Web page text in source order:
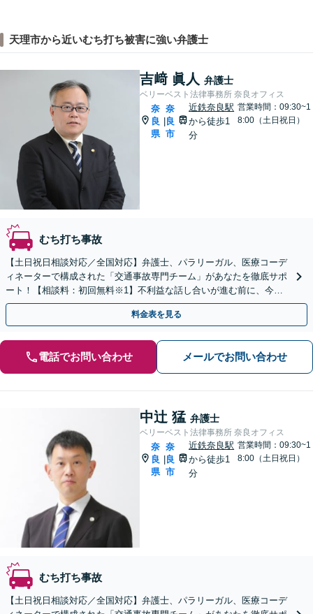
天理市から近いむち打ち被害に強い弁護士
吉﨑 眞人 弁護士
ベリーベスト法律事務所 奈良オフィス
奈
良
県
奈
良
市
近鉄奈良駅
から徒歩1
分
営業時間：09:30~1
8:00（土日祝日）
むち打ち事故
【土日祝日相談対応／全国対応】弁護士、パラリーガル、医療コーデ
ィネーターで構成された「交通事故専門チーム」があなたを徹底サポ
ート！【相談料：初回無料※1】不利益な話し合いが進む前に、今す
ぐ相談！
料金表を見る
電話でお問い合わせ メールでお問い合わせ
中辻 猛 弁護士
ベリーベスト法律事務所 奈良オフィス
奈
良
県
奈
良
市
近鉄奈良駅
から徒歩1
分
営業時間：09:30~1
8:00（土日祝日）
むち打ち事故
【土日祝日相談対応／全国対応】弁護士、パラリーガル、医療コーデ